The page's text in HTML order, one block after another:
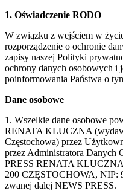
1. Oświadczenie RODO
W związku z wejściem w
rozporządzenie o ochronie
zapisy naszej Polityki
ochrony danych osobowych i
poinformowania Państwa o
Dane osobowe
1. Wszelkie dane osobowe
RENATA KLUCZNA
Częstochowa) przez
przez Administratora Danych
PRESS RENATA
200 CZĘSTOCHOWA, NIP:
zwanej dalej NEWS PRESS.